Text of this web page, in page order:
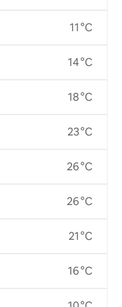
11 °C
14 °C
18 °C
23 °C
26 °C
26 °C
21 °C
16 °C